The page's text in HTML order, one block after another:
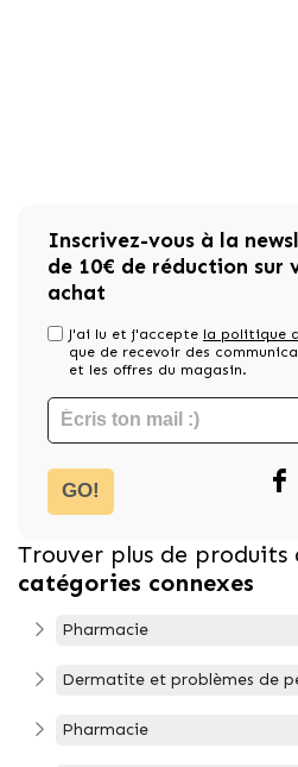
Inscrivez-vous à la
de 10€ de réduction sur
achat
J'ai lu et j'accepte la politique
que de recevoir des
et les offres du magasin.
GO!
Trouver plus de produits
catégories connexes
Pharmacie
Dermatite et problèmes de
Pharmacie